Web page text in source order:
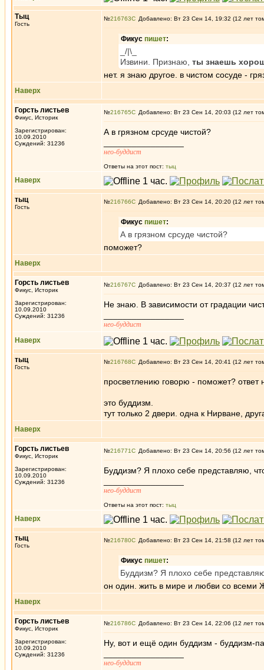
Тыц
Гость
№216763 Добавлено: Вт 23 Сен 14, 19:32 (12 лет
Фикус пишет:
_/|\_
Извини. Признаю, ты знаешь
нет. я знаю другое. в чистом сосуде -
Наверх
Горсть листьев
Фикус, Историк
Зарегистрирован:
10.09.2010
Суждений: 31236
№216765 Добавлено: Вт 23 Сен 14, 20:03 (12 лет
А в грязном срсуде чистой?
нео-буддист
Ответы на этот пост: тыц
Наверх
тыц
Гость
№216766 Добавлено: Вт 23 Сен 14, 20:20 (12 лет
Фикус пишет:
А в грязном срсуде чистой?
поможет?
Наверх
Горсть листьев
Фикус, Историк
Зарегистрирован:
10.09.2010
Суждений: 31236
№216767 Добавлено: Вт 23 Сен 14, 20:37 (12 лет
Не знаю. В зависимости от градации
нео-буддист
Наверх
тыц
Гость
№216768 Добавлено: Вт 23 Сен 14, 20:41 (12 лет
просветлению говорю - поможет? ответ
это буддизм.
тут только 2 двери. одна к Нирване,
Наверх
Горсть листьев
Фикус, Историк
Зарегистрирован:
10.09.2010
Суждений: 31236
№216771 Добавлено: Вт 23 Сен 14, 20:56 (12 лет
Буддизм? Я плохо себе представляю,
нео-буддист
Ответы на этот пост: тыц
Наверх
тыц
Гость
№216780 Добавлено: Вт 23 Сен 14, 21:58 (12 лет
Фикус пишет:
Буддизм? Я плохо себе
он один. жить в мире и любви со всеми
Наверх
Горсть листьев
Фикус, Историк
Зарегистрирован:
10.09.2010
Суждений: 31236
№216786 Добавлено: Вт 23 Сен 14, 22:06 (12 лет
Ну, вот и ещё один буддизм - буддизм-
нео-буддист